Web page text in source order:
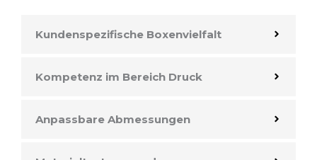
Kundenspezifische Boxenvielfalt
Kompetenz im Bereich Druck
Anpassbare Abmessungen